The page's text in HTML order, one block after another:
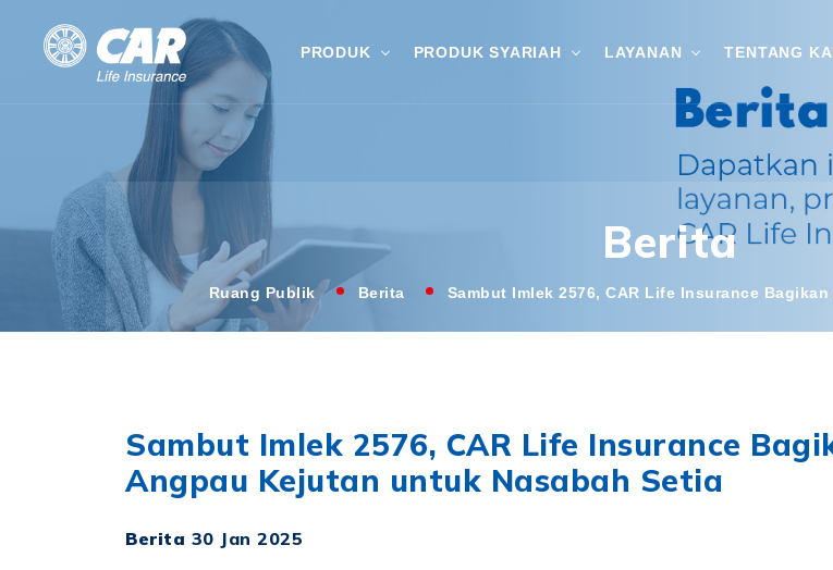
PRODUK PRODUK SYARIAH LAYANAN TENTANG
Berita
Ruang Publik Berita Sambut Imlek 2576, CAR Life Insurance
Sambut Imlek 2576, CAR Life Insurance
Angpau Kejutan untuk Nasabah Setia
Berita 30 Jan 2025